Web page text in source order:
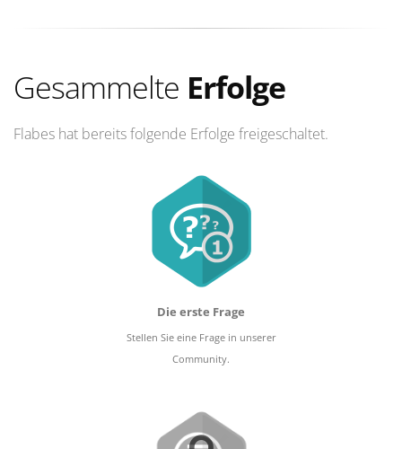
Gesammelte Erfolge
Flabes hat bereits folgende Erfolge freigeschaltet.
Die erste Frage
Stellen Sie eine Frage in unserer
Community.